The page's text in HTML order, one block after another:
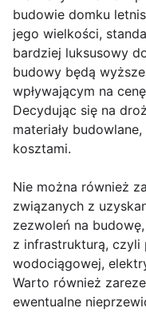
budowie domku
jego wielkości,
bardziej luksusowy
budowy będą
wpływającym na
Decydując się na
materiały
kosztami.
Nie można również
związanych z
zezwoleń na
z infrastrukturą, czyli
wodociągowej,
Warto również
ewentualne